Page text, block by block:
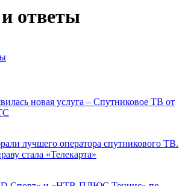
ответы
новая услуга – Спутниковое ТВ от
лучшего оператора спутникового ТВ.
стала «Телекарта»